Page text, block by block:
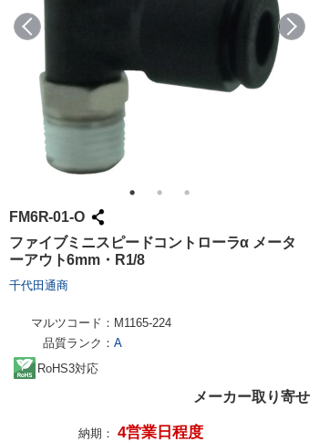
FM6R-01-O
ファイブミニスピードコントローラα メータ
ーアウト6mm・R1/8
千代田通商
マルツコード： M1165-224
品質ランク： A
RoHS3対応
メーカー取り寄せ
納期： 4営業日程度